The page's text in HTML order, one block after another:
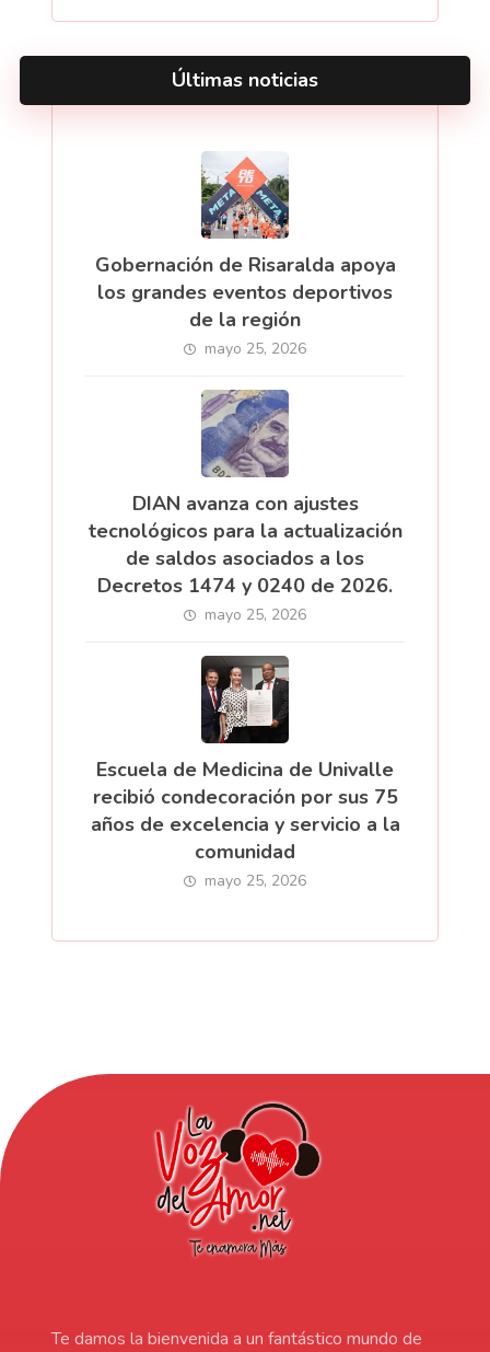
Últimas noticias
Gobernación de Risaralda apoya
los grandes eventos deportivos
de la región
mayo 25, 2026
DIAN avanza con ajustes
tecnológicos para la actualización
de saldos asociados a los
Decretos 1474 y 0240 de 2026.
mayo 25, 2026
Escuela de Medicina de Univalle
recibió condecoración por sus 75
años de excelencia y servicio a la
comunidad
mayo 25, 2026
Te damos la bienvenida a un fantástico mundo de